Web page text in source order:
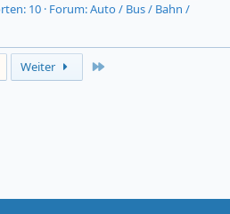
10 Forum:Auto / Bus / Bahn /
Weiter